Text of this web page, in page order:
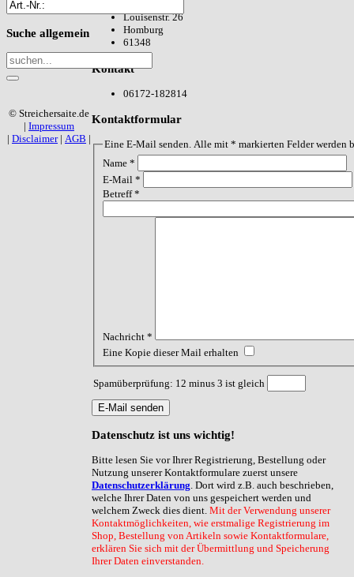
Louisenstr. 26
Homburg
61348
Kontakt
06172-182814
Kontaktformular
Eine E-Mail senden. Alle mit * markierten Felder werden
Name*
E-Mail *
Betreff*
Nachricht*
Eine Kopie dieser Mail erhalten
Spamüberprüfung: 12 minus 3 ist gleich
E-Mail senden
Datenschutz ist uns wichtig!
Bitte lesen Sie vor Ihrer Registrierung, Bestellung oder
Nutzung unserer Kontaktformulare zuerst unsere
Datenschutzerklärung. Dort wird z.B. auch beschrieben,
welche Ihrer Daten von uns gespeichert werden und
welchem Zweck dies dient. Mit der Verwendung unserer
Kontaktmöglichkeiten, wie erstmalige Registrierung im
Shop, Bestellung von Artikeln sowie Kontaktformulare,
erklären Sie sich mit der Übermittlung und Speicherung
Ihrer Daten einverstanden.
Suche allgemein
© Streichersaite.de
| Impressum
| Disclaimer| AGB |